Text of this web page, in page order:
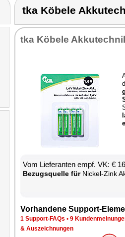
tka Köbele
tka Kö­be­le
Vom Lie­fe­ran­ten empf. VK: €
Be­zugs­quel­le fürNi­ckel-Zink
Vor­han­de­ne Sup­port-
1 Sup­port-FAQs • 9
& Aus­zeich­nun­gen